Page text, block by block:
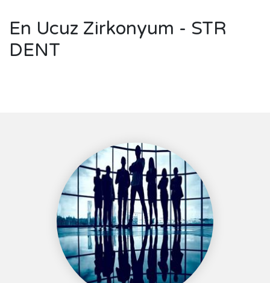
En Ucuz Zirkonyum - STR
DENT